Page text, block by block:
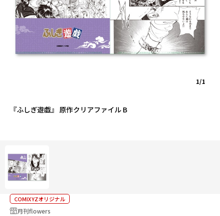
『ふしぎ遊戯』 原作クリアファイル B
1/1
COMIXYZオリジナル
月刊flowers